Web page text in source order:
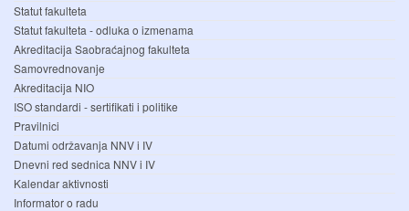
Statut fakulteta
Statut fakulteta - odluka o izmenama
Akreditacija Saobraćajnog fakulteta
Samovrednovanje
Akreditacija NIO
ISO standardi - sertifikati i politike
Pravilnici
Datumi održavanja NNV i IV
Dnevni red sednica NNV i IV
Kalendar aktivnosti
Informator o radu